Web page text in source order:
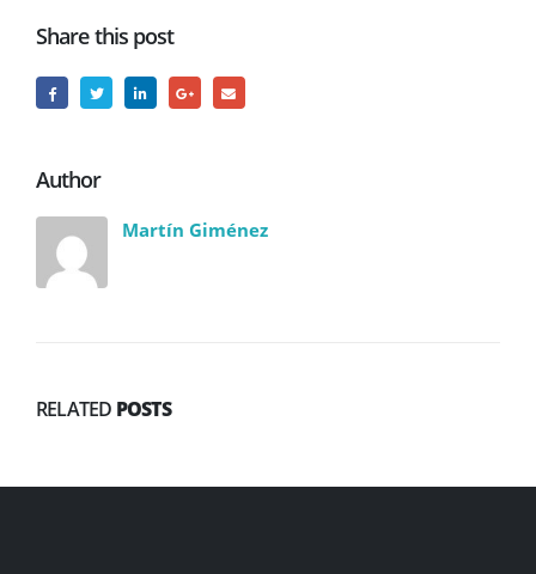
Share this post
Author
Martín Giménez
RELATED POSTS